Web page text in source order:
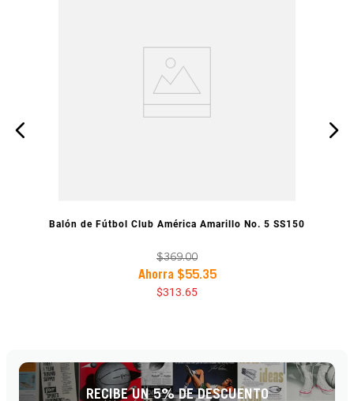
VISTA PREVIA
Balón de Fútbol Club América Amarillo No. 5 SS150
$369.00
Ahorra $55.35
$313.65
RECIBE UN 5% DE DESCUENTO